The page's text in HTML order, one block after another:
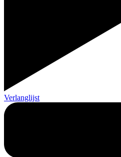
Verlanglijst